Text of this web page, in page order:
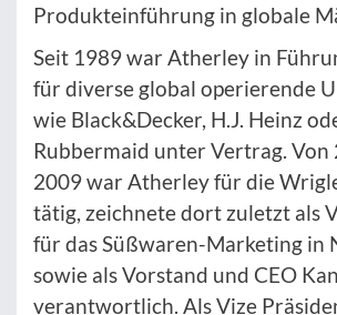
Produkteinführung in globale
Seit 1989 war Atherley in
für diverse global operierende
wie Black&Decker, H.J. Heinz
Rubbermaid unter Vertrag. Von
2009 war Atherley für die
tätig, zeichnete dort zuletzt als
für das Süßwaren-Marketing in
sowie als Vorstand und CEO
verantwortlich. Als Vize